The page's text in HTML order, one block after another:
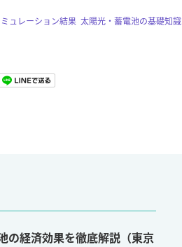
ュレーション結果 ,太陽光・蓄電池の基礎知識
の経済効果を徹底解説（東京